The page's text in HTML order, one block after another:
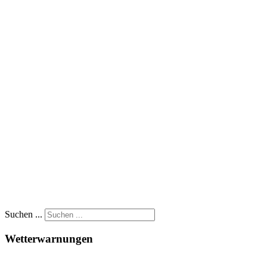
Suchen ...
Wetterwarnungen